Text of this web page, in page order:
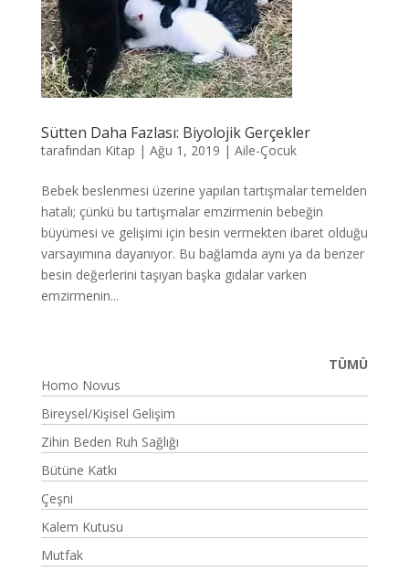
Sütten Daha Fazlası: Biyolojik Gerçekler
tarafından Kitap | Ağu 1, 2019 | Aile-Çocuk
Bebek beslenmesi üzerine yapılan tartışmalar temelden
hatalı; çünkü bu tartışmalar emzirmenin bebeğin
büyümesi ve gelişimi için besin vermekten ibaret olduğu
varsayımına dayanıyor. Bu bağlamda aynı ya da benzer
besin değerlerini taşıyan başka gıdalar varken
emzirmenin...
TÜMÜ
Homo Novus
Bireysel/Kişisel Gelişim
Zihin Beden Ruh Sağlığı
Bütüne Katkı
Çeşni
Kalem Kutusu
Mutfak